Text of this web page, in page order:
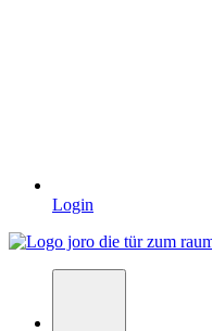
Login